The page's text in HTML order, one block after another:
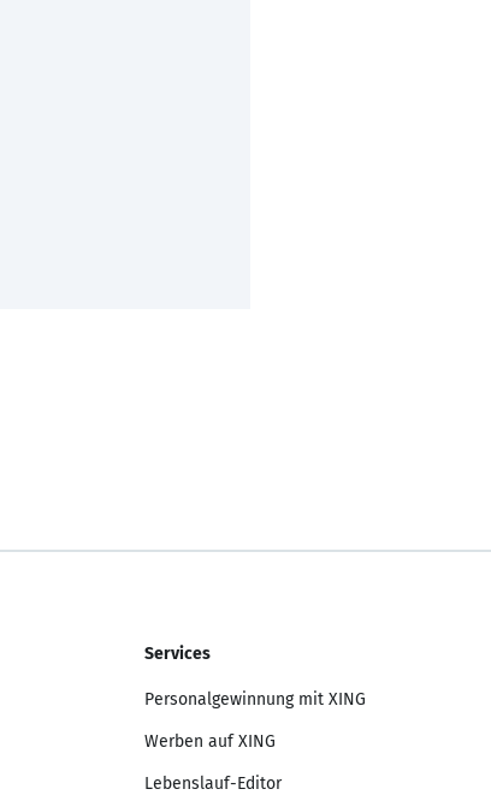
Services
Personalgewinnung mit XING
Werben auf XING
Lebenslauf-Editor